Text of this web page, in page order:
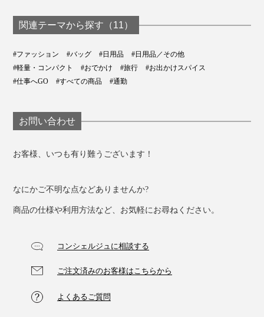
この愛着の湧くビジュアルをつくっているのが「エラス
ゴムのようにグイーンと伸びてキュッと縮む素材の特性
を生かし、“たたむ面倒”と“かさばる煩わしさ”を解消し
関連テーマから探す（11）
#ファッション #バッグ #日用品
#日用品／その他
#軽量・コンパクト
#おでかけ #旅行
#お出かけスパイス
#仕事へGO
#すべての商品 #通勤
お問い合わせ
お客様、いつも有り難うございます！
なにかご不明な点などありませんか?
商品の仕様や利用方法など、お気軽にお尋ねください。
コンシェルジュに相談する
ご注文済みのお客様はこちらから
よくあるご質問